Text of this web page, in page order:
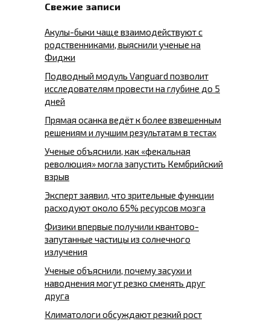
Свежие записи
Акулы-быки чаще взаимодействуют с
родственниками, выяснили ученые на
Фиджи
Подводный модуль Vanguard позволит
исследователям провести на глубине до 5
дней
Прямая осанка ведёт к более взвешенным
решениям и лучшим результатам в тестах
Ученые объяснили, как «фекальная
революция» могла запустить Кембрийский
взрыв
Эксперт заявил, что зрительные функции
расходуют около 65% ресурсов мозга
Физики впервые получили квантово-
запутанные частицы из солнечного
излучения
Ученые объяснили, почему засухи и
наводнения могут резко сменять друг
друга
Климатологи обсуждают резкий рост